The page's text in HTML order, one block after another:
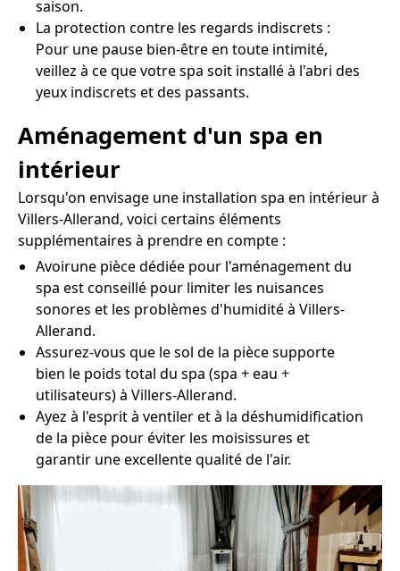
saison.
La protection contre les regards indiscrets :
Pour une pause bien-être en toute intimité,
veillez à ce que votre spa soit installé à l'abri des
yeux indiscrets et des passants.
Aménagement d'un spa en
intérieur
Lorsqu'on envisage une installation spa en intérieur à
Villers-Allerand, voici certains éléments
supplémentaires à prendre en compte :
Avoirune pièce dédiée pour l'aménagement du
spa est conseillé pour limiter les nuisances
sonores et les problèmes d'humidité à Villers-
Allerand.
Assurez-vous que le sol de la pièce supporte
bien le poids total du spa (spa + eau +
utilisateurs) à Villers-Allerand.
Ayez à l'esprit à ventiler et à la déshumidification
de la pièce pour éviter les moisissures et
garantir une excellente qualité de l'air.